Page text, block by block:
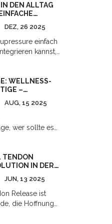
DEN ALLTAG
DEZ, 26 2025
einfach
kannst,
Fingern
pro Tag.
WELLNESS-
–
AUG, 15 2025
wer sollte es
Detaillierte
Erfahrungen.
TENDON
IN DER
JUN, 13 2025
Release ist
die Hoffnung